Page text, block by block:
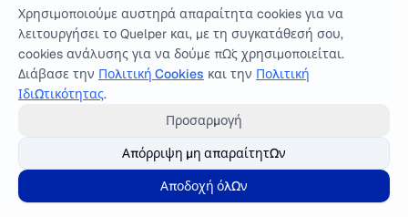
Χρησιμοποιούμε αυστηρά απαραίτητα cookies για να
λειτουργήσει το Quelper και, με τη συγκατάθεσή σου,
cookies ανάλυσης για να δούμε πώς χρησιμοποιείται.
Διάβασε την Πολιτική Cookies και την Πολιτική
Ιδιωτικότητας.
Προσαρμογή
Απόρριψη μη απαραίτητων
Αποδοχή όλων